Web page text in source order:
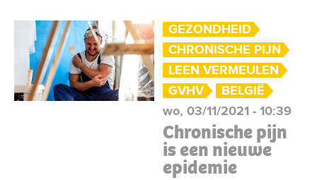
GEZONDHEID
CHRONISCHE PIJN
LEEN VERMEULEN
GVHV
BELGIË
wo, 03/11/2021 - 10:39
Chronische pijn
is een nieuwe
epidemie